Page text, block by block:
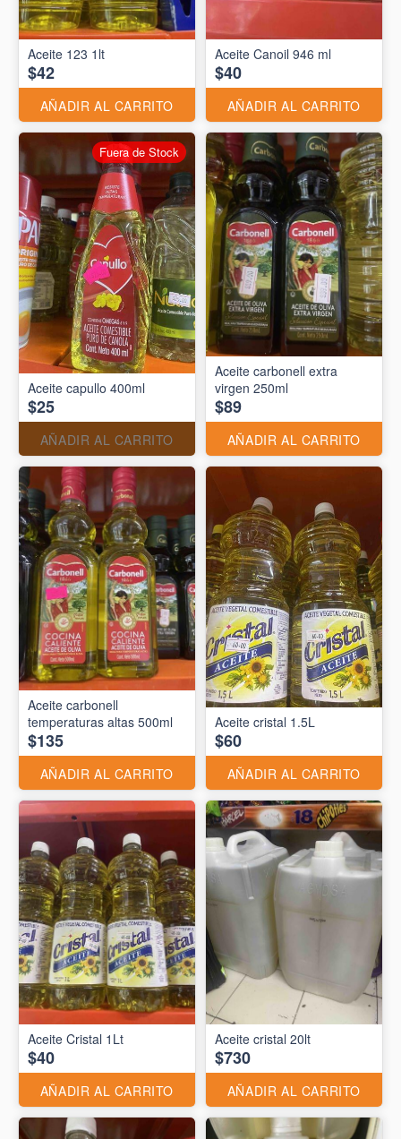
Aceite 123 1lt
$42
AÑADIR AL CARRITO
Aceite Canoil 946 ml
$40
AÑADIR AL CARRITO
Aceite capullo 400ml
$25
AÑADIR AL CARRITO
Fuera de Stock
Aceite carbonell extra
virgen 250ml
$89
AÑADIR AL CARRITO
Aceite carbonell
temperaturas altas 500ml
$135
AÑADIR AL CARRITO
Aceite cristal 1.5L
$60
AÑADIR AL CARRITO
Aceite Cristal 1Lt
$40
AÑADIR AL CARRITO
Aceite cristal 20lt
$730
AÑADIR AL CARRITO